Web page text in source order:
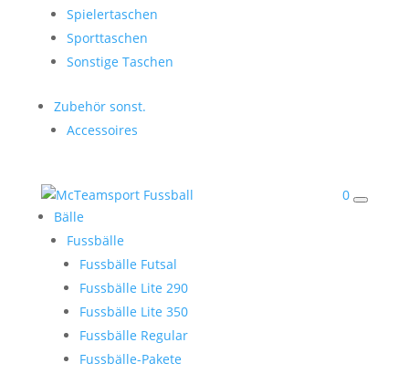
Spielertaschen
Sporttaschen
Sonstige Taschen
Zubehör sonst.
Accessoires
0
Bälle
Fussbälle
Fussbälle Futsal
Fussbälle Lite 290
Fussbälle Lite 350
Fussbälle Regular
Fussbälle-Pakete